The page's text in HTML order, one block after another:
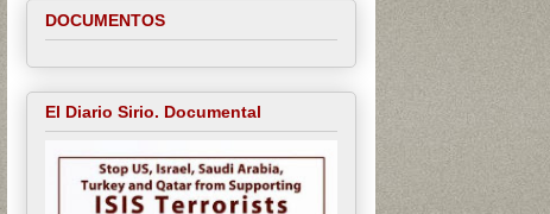
DOCUMENTOS
El Diario Sirio. Documental